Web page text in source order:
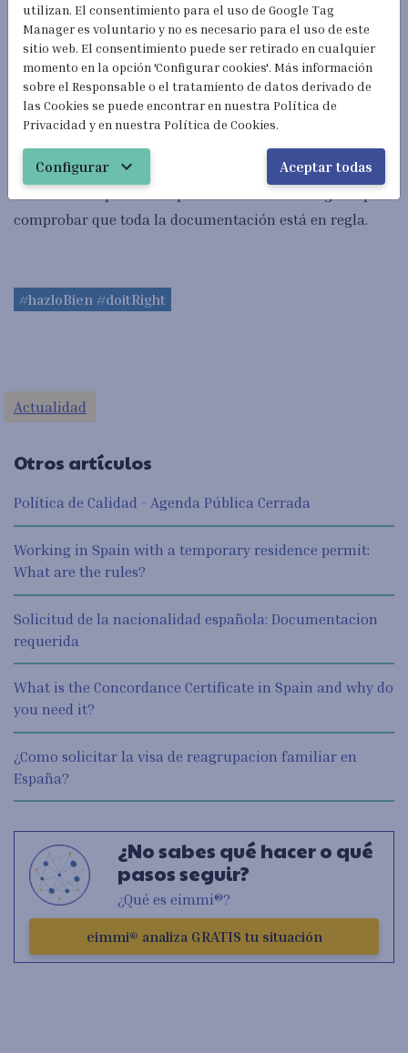
algunos casos, que haya recibido tratamiento contra los
parásitos. Además, en países con riesgo de rabia alto,
será necesario realizar untest serológico frente a la
rabia con un resultado igual o superior a 0’5 Ul/ml.
De todos modos, es importante realizar una consulta
sobre los requisitos específicos de cada región para
comprobar que toda la documentación está en regla.
#hazloBien #doitRight
Actualidad
Otros artículos
Política de Calidad - Agenda Pública Cerrada
Working in Spain with a temporary residence permit:
What are the rules?
Solicitud de la nacionalidad española: Documentacion
requerida
What is the Concordance Certificate in Spain and why do
you need it?
¿Como solicitar la visa de reagrupacion familiar en
España?
¿No sabes qué hacer o qué
pasos seguir?
¿Qué es eimmi®?
eimmi® analiza GRATIS tu situación
utilizan. El consentimiento para el uso de Google Tag
Manager es voluntario y no es necesario para el uso de este
sitio web. El consentimiento puede ser retirado en cualquier
momento en la opción 'Configurar cookies'. Más información
sobre el Responsable o el tratamiento de datos derivado de
las Cookies se puede encontrar en nuestra Política de
Privacidad y en nuestra Política de Cookies.
Configurar expand_more Aceptar todas